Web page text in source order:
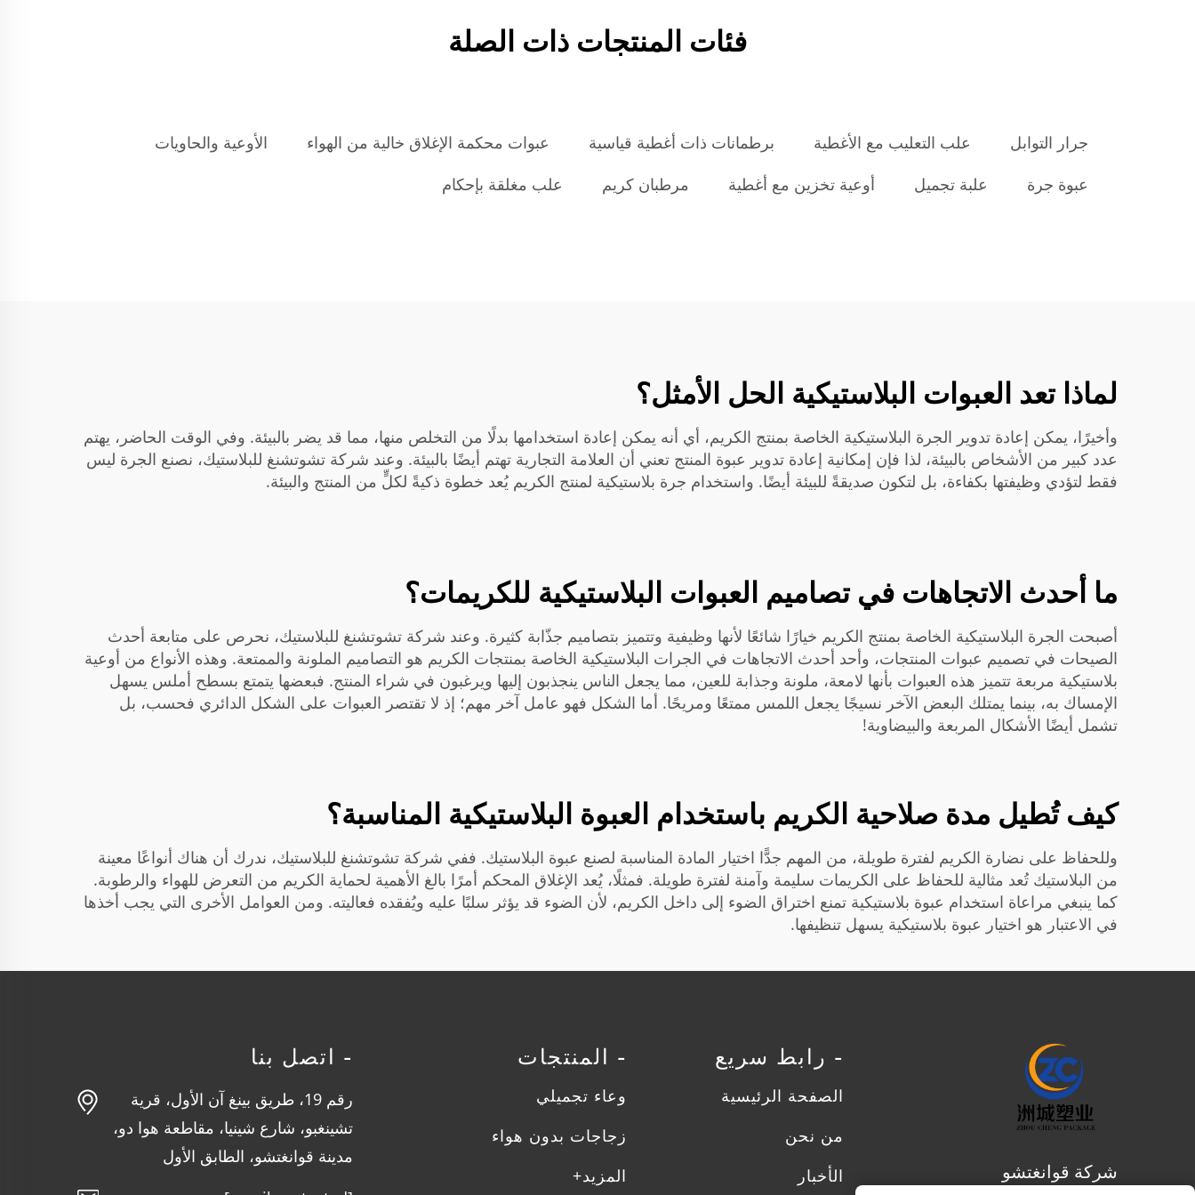
فئات المنتجات ذات الصلة
جرار التوابل علب التعليب مع الأغطية برطمانات ذات أغطية قياسية عبوات محكمة الإغلاق خالية من الهواء
الأوعية والحاويات
عبوة جرة
علبة تجميل أوعية تخزين مع أغطية مرطبان كريم علب مغلقة بإحكام
لماذا تعد العبوات البلاستيكية الحل الأمثل؟
وأخيرًا، يمكن إعادة تدوير الجرة البلاستيكية الخاصة بمنتج الكريم، أي أنه يمكن إعادة استخدامها بدلًا من التخلص منها، مما قد يضر بالبيئة. وفي الوقت الحاضر، يهتم
عدد كبير من الأشخاص بالبيئة، لذا فإن إمكانية إعادة تدوير عبوة المنتج تعني أن العلامة التجارية تهتم أيضًا بالبيئة. وعند شركة تشوتشنغ للبلاستيك، نصنع الجرة ليس
فقط لتؤدي وظيفتها بكفاءة، بل لتكون صديقةً للبيئة أيضًا. واستخدام جرة بلاستيكية لمنتج الكريم يُعد خطوة ذكيةً لكلٍّ من المنتج والبيئة.
ما أحدث الاتجاهات في تصاميم العبوات البلاستيكية للكريمات؟
أصبحت الجرة البلاستيكية الخاصة بمنتج الكريم خيارًا شائعًا لأنها وظيفية وتتميز بتصاميم جذّابة كثيرة. وعند شركة تشوتشنغ للبلاستيك، نحرص على متابعة أحدث
الصيحات في تصميم عبوات المنتجات، وأحد أحدث الاتجاهات في الجرات البلاستيكية الخاصة بمنتجات الكريم هو التصاميم الملونة والممتعة. وهذه الأنواع من أوعية
بلاستيكية مربعة تتميز هذه العبوات بأنها لامعة، ملونة وجذابة للعين، مما يجعل الناس ينجذبون إليها ويرغبون في شراء المنتج. فبعضها يتمتع بسطح أملس يسهل
الإمساك به، بينما يمتلك البعض الآخر نسيجًا يجعل اللمس ممتعًا ومريحًا. أما الشكل فهو عامل آخر مهم؛ إذ لا تقتصر العبوات على الشكل الدائري فحسب، بل
تشمل أيضًا الأشكال المربعة والبيضاوية!
كيف تُطيل مدة صلاحية الكريم باستخدام العبوة البلاستيكية المناسبة؟
وللحفاظ على نضارة الكريم لفترة طويلة، من المهم جدًّا اختيار المادة المناسبة لصنع عبوة البلاستيك. ففي شركة تشوتشنغ للبلاستيك، ندرك أن هناك أنواعًا معينة
من البلاستيك تُعد مثالية للحفاظ على الكريمات سليمة وآمنة لفترة طويلة. فمثلًا، يُعد الإغلاق المحكم أمرًا بالغ الأهمية لحماية الكريم من التعرض للهواء والرطوبة.
كما ينبغي مراعاة استخدام عبوة بلاستيكية تمنع اختراق الضوء إلى داخل الكريم، لأن الضوء قد يؤثر سلبًا عليه ويُفقده فعاليته. ومن العوامل الأخرى التي يجب أخذها
في الاعتبار هو اختيار عبوة بلاستيكية يسهل تنظيفها.
شركة قوانغتشو
- رابط سريع
الصفحة الرئيسية
من نحن
الأخبار
- المنتجات
وعاء تجميلي
زجاجات بدون هواء
المزيد+
- اتصل بنا
رقم 19، طريق بينغ آن الأول، قرية
تشينغبو، شارع شينيا، مقاطعة هوا دو،
مدينة قوانغتشو، الطابق الأول